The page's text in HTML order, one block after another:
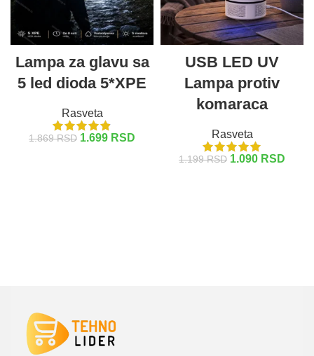
Lampa za glavu sa
5 led dioda 5*XPE
Rasveta
1.869RSD 1.699 RSD
USB LED UV
Lampa protiv
komaraca
Rasveta
1.199RSD 1.090 RSD